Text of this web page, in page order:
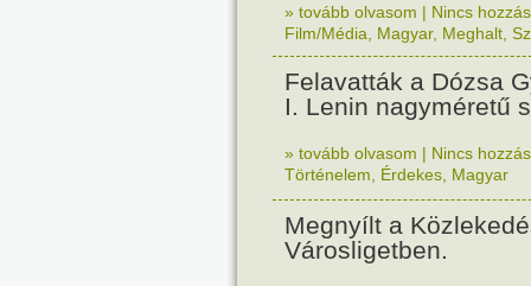
» tovább olvasom | Nincs
Film/Média
Magyar, Meghalt
Felavatták a Dózsa
I. Lenin nagyméretű
» tovább olvasom | Nincs
Történelem
Érdekes Magyar
Megnyílt a
Városligetben.